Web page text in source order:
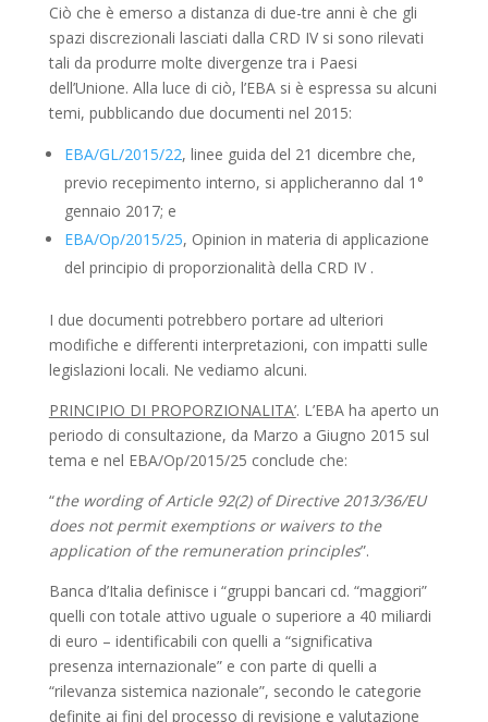
Ciò che è emerso a distanza di due-tre anni è che gli
spazi discrezionali lasciati dalla CRD IV si sono rilevati
tali da produrre molte divergenze tra i Paesi
dell’Unione. Alla luce di ciò, l’EBA si è espressa su alcuni
temi, pubblicando due documenti nel 2015:
EBA/GL/2015/22, linee guida del 21 dicembre che,
previo recepimento interno, si applicheranno dal 1°
gennaio 2017; e
EBA/Op/2015/25, Opinion in materia di applicazione
del principio di proporzionalità della CRD IV .
I due documenti potrebbero portare ad ulteriori
modifiche e differenti interpretazioni, con impatti sulle
legislazioni locali. Ne vediamo alcuni.
PRINCIPIO DI PROPORZIONALITA’. L’EBA ha aperto un
periodo di consultazione, da Marzo a Giugno 2015 sul
tema e nel EBA/Op/2015/25 conclude che:
“the wording of Article 92(2) of Directive 2013/36/EU
does not permit exemptions or waivers to the
application of the remuneration principles”.
Banca d’Italia definisce i “gruppi bancari cd. “maggiori”
quelli con totale attivo uguale o superiore a 40 miliardi
di euro – identificabili con quelli a “significativa
presenza internazionale” e con parte di quelli a
“rilevanza sistemica nazionale”, secondo le categorie
definite ai fini del processo di revisione e valutazione